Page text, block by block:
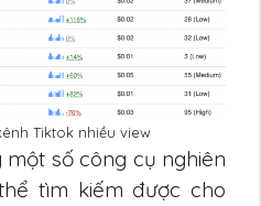
Tiktok nhiều view
số công cụ nghiên
tìm kiếm được cho